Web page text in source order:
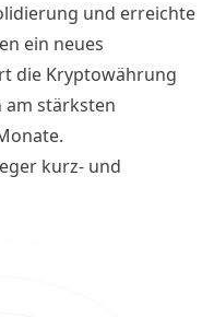
und erreichte
ein neues
die Kryptowährung
am stärksten
kurz- und